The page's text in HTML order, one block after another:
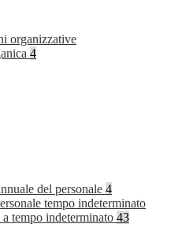
organizzative
4
del personale 4
tempo indeterminato
a tempo indeterminato 43